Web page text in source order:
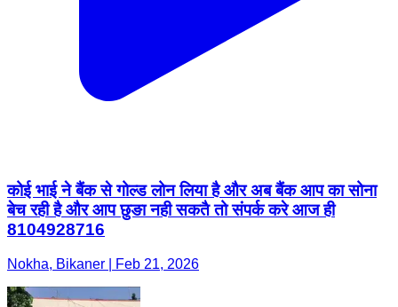
कोई भाई ने बैंक से गोल्ड लोन लिया है और अब बैंक आप का सोना
बेच रही है और आप छुङा नही सकतै तो संपर्क करे आज ही
8104928716
Nokha, Bikaner | Feb 21, 2026